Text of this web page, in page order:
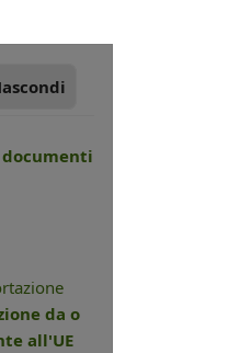
documenti
da o
all'UE